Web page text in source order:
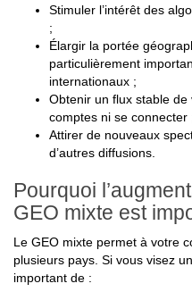
Stimuler l’intérêt des
;
Élargir la portée
particulièrement
internationaux ;
Obtenir un flux stable
comptes ni se connecter
Attirer de nouveaux
d’autres diffusions.
Pourquoi
GEO mixte est
Le GEO mixte permet à votre
plusieurs pays. Si vous visez
important de :